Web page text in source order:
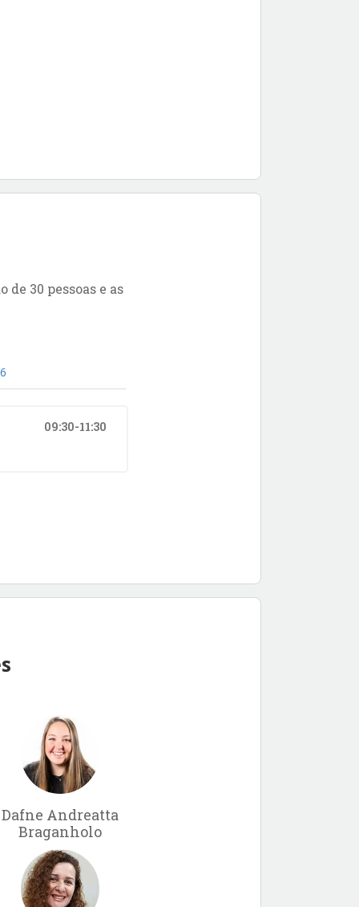
30 pessoas e as
09:30-11:30
Dafne Andreatta
Braganholo